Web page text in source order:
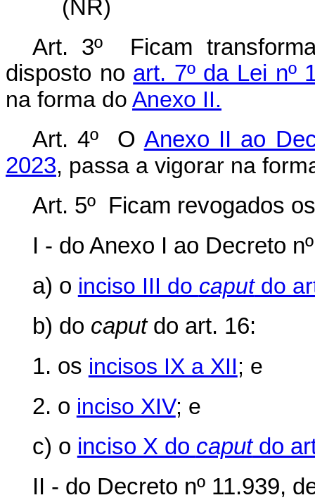
(NR)
Art. 3º Ficam
disposto no art. 7º da Lei nº
na forma do Anexo II.
Art. 4º O Anexo II ao
2023, passa a vigorar na
Art. 5º Ficam revogados
I - do Anexo I ao Decreto
a) o inciso III do caputdo
b) do caputdo art. 16:
1. os incisos IX a XII; e
2. o inciso XIV; e
c) o inciso X do caputdo
II - do Decreto nº 11.939,